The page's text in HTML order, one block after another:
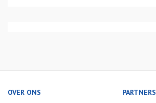
OVER ONS PARTNERS